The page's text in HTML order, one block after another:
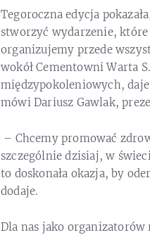
Tegoroczna edycja
stworzyć wydarzenie,
organizujemy przede
wokół Cementowni Warta
międzypokoleniowych,
mówi Dariusz Gawlak,
– Chcemy promować
szczególnie dzisiaj, w
to doskonała okazja, by
dodaje.
Dla nas jako